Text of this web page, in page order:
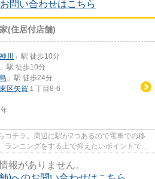
問い合わせはこちら
(住居付店舗)
川
」駅 徒歩10分
」駅 徒歩10分
」駅 徒歩24分
区矢賀 １丁目8-6
コチラ。周辺に駅が2つあるので電車での移
ンニングをする上で抑えたいポイントです
報がありません。